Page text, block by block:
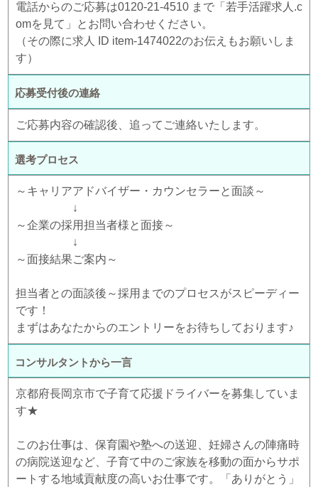
電話からのご応募は0120-21-4510 まで「若手活躍求人.c
omを見て」とお問い合わせください。
（その際に求人 ID item-1474022のお伝えもお願いしま
す）
応募受付後の連絡
ご応募内容の確認後、追ってご連絡いたします。
選考プロセス
～キャリアアドバイザー・カウンセラーと面談～
↓
～企業の採用担当者様と面接～
↓
～面接結果ご案内～
担当者との面談後～採用までのプロセスがスピーディー
です！
まずはあなたからのエントリーをお待ちしております♪
コンサルタントから一言
京都府長岡京市で子育て応援ドライバーを募集していま
す★
このお仕事は、保育園や塾への送迎、妊婦さんの陣痛時
の病院送迎など、子育て中のご家族を移動の面からサポ
ートする地域貢献度の高いお仕事です。「ありがとう」